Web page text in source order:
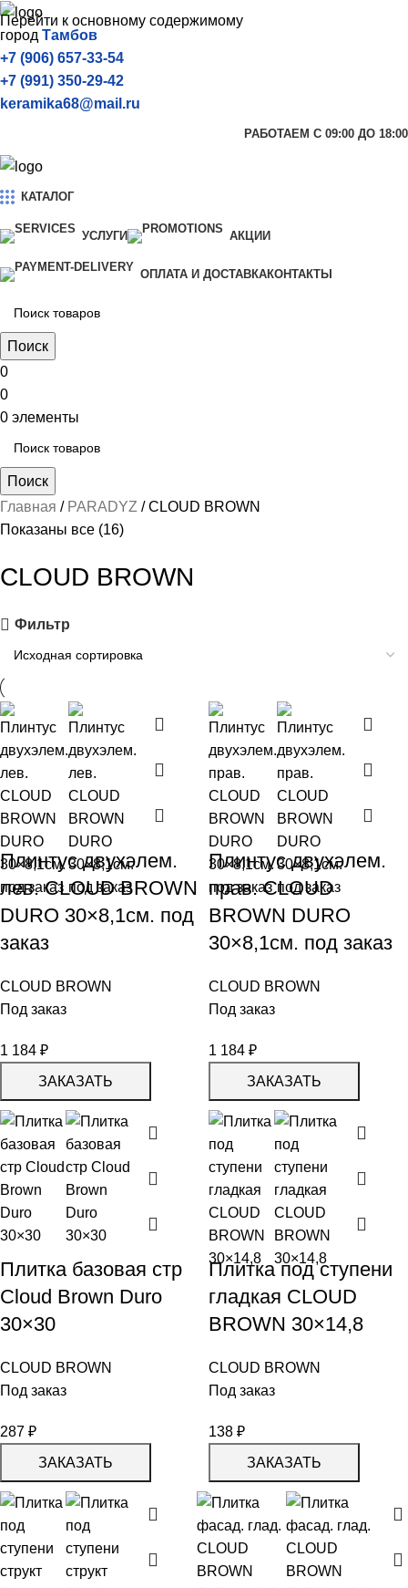
Перейти к основному содержимому
город Тамбов
+7 (906) 657-33-54
+7 (991) 350-29-42
keramika68@mail.ru
РАБОТАЕМ С 09:00 ДО 18:00
КАТАЛОГ
УСЛУГИ АКЦИИ
ОПЛАТА И ДОСТАВКАКОНТАКТЫ
Поиск
0
0
0 элементы
Поиск
Главная
PARADYZ
CLOUD BROWN
Показаны все (16)
CLOUD BROWN
Фильтр
Плинтус двухэлем.
лев. CLOUD BROWN
DURO 30×8,1см. под
заказ
CLOUD BROWN
Под заказ
1 184 ₽
ЗАКАЗАТЬ
Плинтус двухэлем.
прав. CLOUD
BROWN DURO
30×8,1см. под заказ
CLOUD BROWN
Под заказ
1 184 ₽
ЗАКАЗАТЬ
Плитка базовая стр
Cloud Brown Duro
30×30
CLOUD BROWN
Под заказ
287 ₽
ЗАКАЗАТЬ
Плитка под ступени
гладкая СLOUD
BROWN 30×14,8
CLOUD BROWN
Под заказ
138 ₽
ЗАКАЗАТЬ